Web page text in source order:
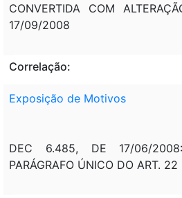
CONVERTIDA COM
17/09/2008
Correlação:
Exposição de Motivos
DEC 6.485, DE 17/06/
PARÁGRAFO ÚNICO DO ART. 22